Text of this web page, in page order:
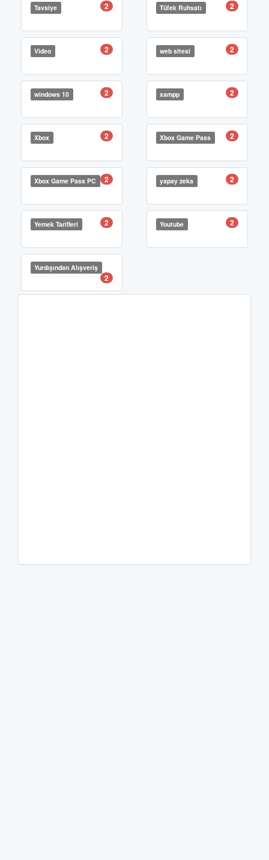
Tavsiye 2 Tüfek Ruhsatı 2
Video 2 web sitesi 2
windows 10 2 xampp 2
Xbox 2 Xbox Game Pass 2
Xbox Game Pass PC 2 yapay zeka 2
Yemek Tarifleri 2 Youtube 2
Yurdışından Alışveriş
2